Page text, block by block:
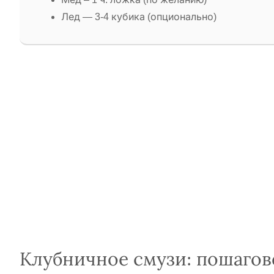
Лед — 3-4 кубика (опционально)
Клубничное смузи: